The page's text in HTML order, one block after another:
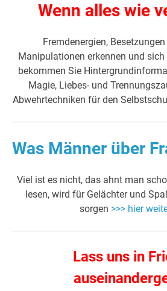
Wenn alles wie
Fremdenergien,
Manipulationen erkennen und
bekommen Sie
Magie, Liebes- und
Abwehrtechniken für den
Was Männer über
Viel ist es nicht, das ahnt man
lesen, wird für Gelächter und
sorgen >>> hier
Lass uns in